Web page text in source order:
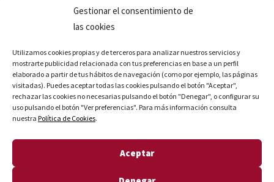
Gestionar el consentimiento de
las cookies
Utilizamos cookies propias y de terceros para analizar nuestros servicios y
mostrarte publicidad relacionada con tus preferencias en base a un perfil
elaborado a partir de tus hábitos de navegación (como por ejemplo, las páginas
visitadas). Puedes aceptar todas las cookies pulsando el botón "Aceptar",
rechazar las cookies no necesarias pulsando el botón "Denegar", o configurar su
uso pulsando el botón "Ver preferencias". Para más información consulta
nuestra Política de Cookies.
Aceptar
Servicio Landingweb
Crea tu audiobook
Aviso legal